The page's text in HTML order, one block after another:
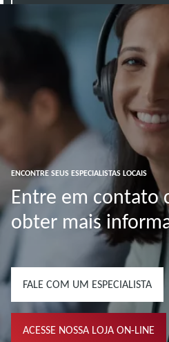
ENCONTRE SEUS ESPECIALISTAS LOCAIS
Entre em contato
obter mais
FALE COM UM ESPECIALISTA
ACESSE NOSSA LOJA ON-LINE